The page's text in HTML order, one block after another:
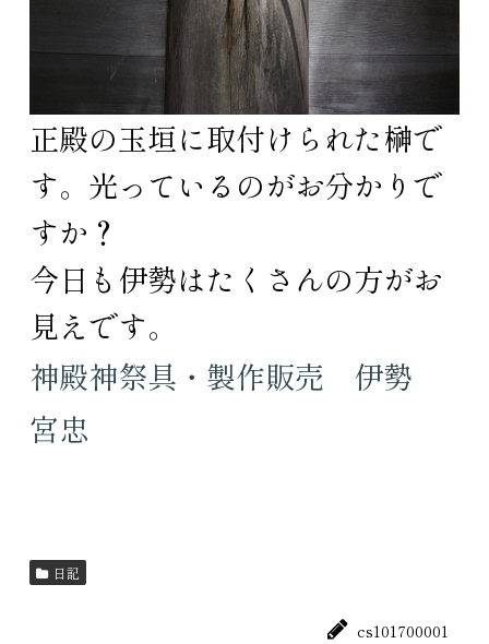
正殿の玉垣に取付けられた榊で
す。光っているのがお分かりで
すか？
今日も伊勢はたくさんの方がお
見えです。
神殿神祭具・製作販売 伊勢
宮忠
日記
cs101700001